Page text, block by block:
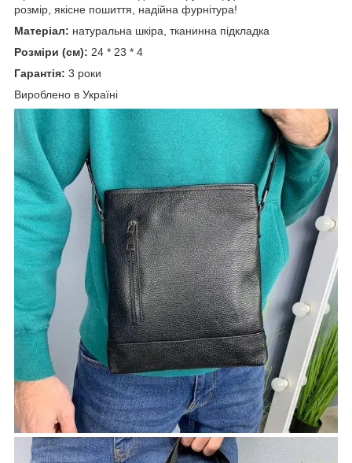
розмір, якісне пошиття, надійна фурнітура!
Матеріал: натуральна шкіра, тканинна підкладка
Розміри (см): 24 * 23 * 4
Гарантія: 3 роки
Вироблено в Україні